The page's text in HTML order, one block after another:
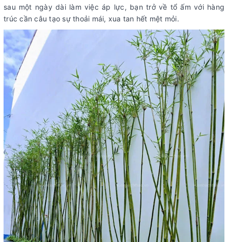
sau một ngày dài làm việc áp lực, bạn trở về tổ ấm với hàng
trúc cần câu tạo sự thoải mái, xua tan hết mệt mỏi.